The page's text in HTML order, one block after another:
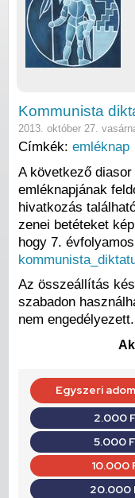
Kommunista
2013. október 27.
Címkék: emléknap
A következő
emléknapjának
hivatkozás
zenei betéteket
hogy 7.
Az összeállítás
szabadon
nem engedélyezett.